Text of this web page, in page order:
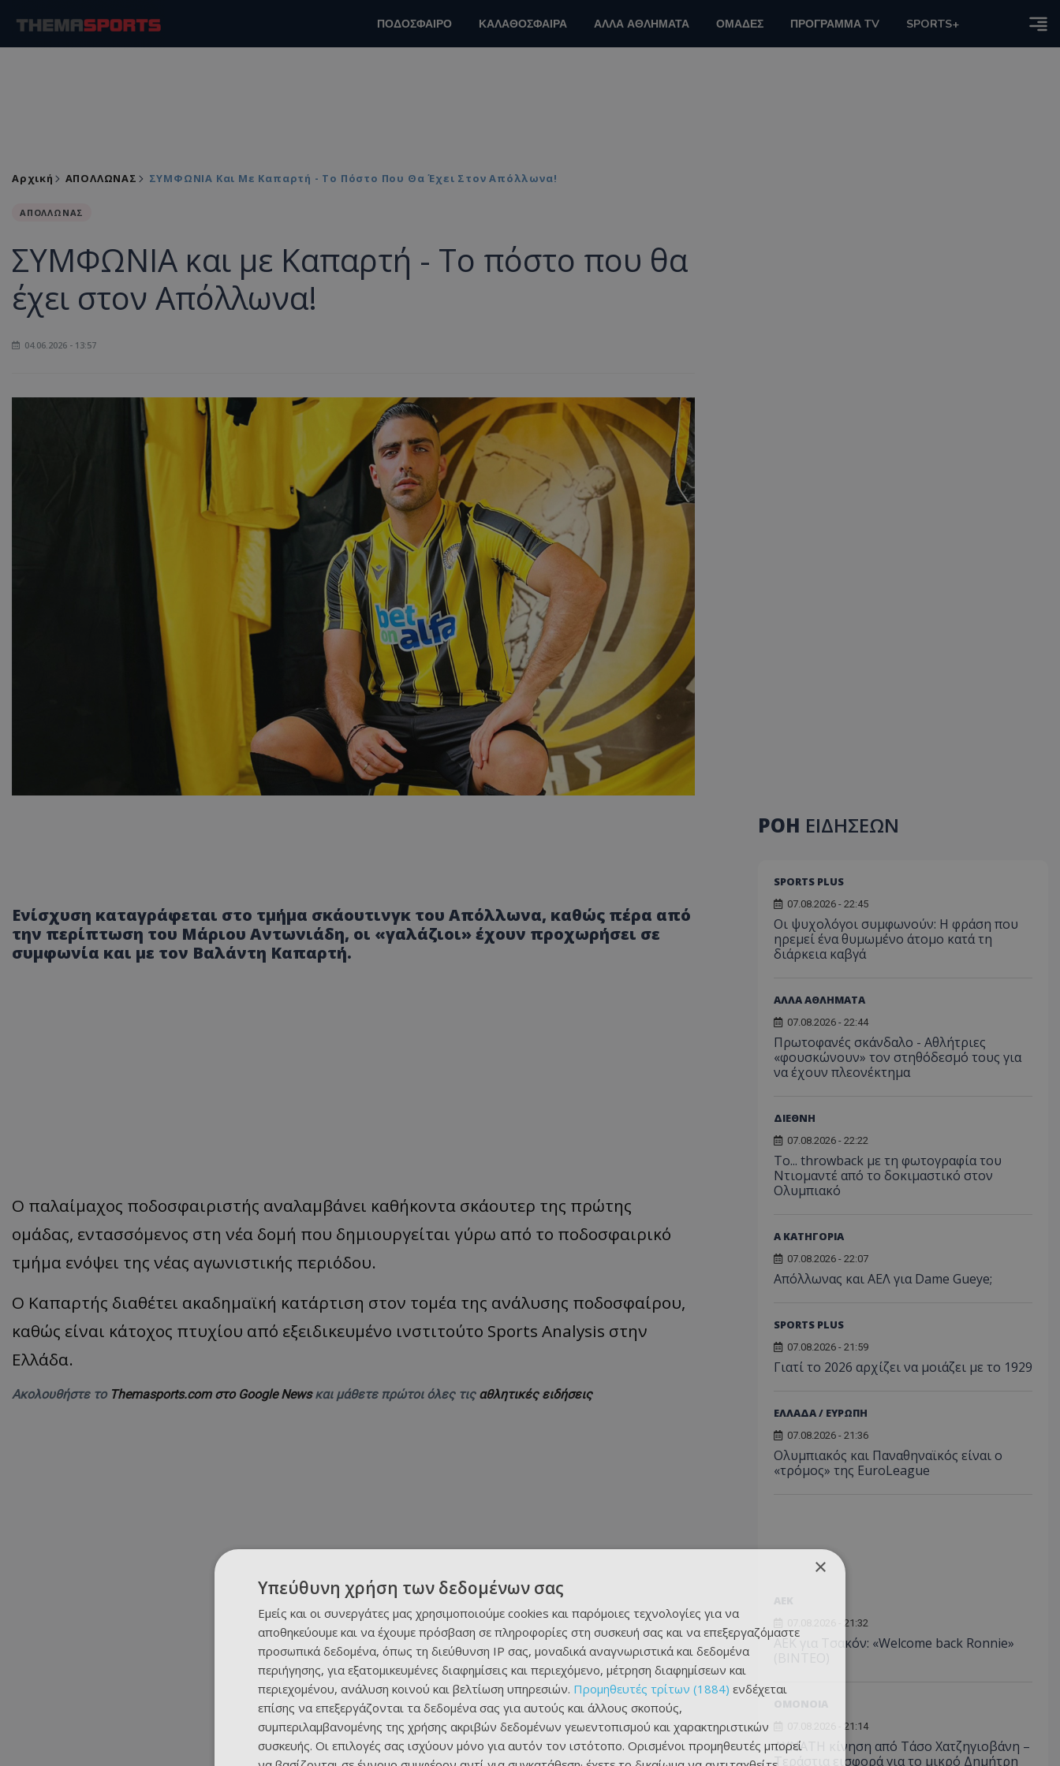
ΠΟΔΟΣΦΑΙΡΟ ΚΑΛΑΘΟΣΦΑΙΡΑ ΑΛΛΑ ΑΘΛΗΜΑΤΑ ΟΜΑΔΕΣ ΠΡΟΓΡΑΜΜΑ TV SPORTS+
Αρχική ΑΠΟΛΛΩΝΑΣ ΣΥΜΦΩΝΙΑ Και Με Καπαρτή - Το Πόστο Που Θα Έχει Στον Απόλλωνα!
ΑΠΟΛΛΩΝΑΣ
ΣΥΜΦΩΝΙΑ και με Καπαρτή - Το πόστο που θα
έχει στον Απόλλωνα!
04.06.2026 - 13:57
Ενίσχυση καταγράφεται στο τμήμα σκάουτινγκ του Απόλλωνα, καθώς πέρα από
την περίπτωση του Μάριου Αντωνιάδη, οι «γαλάζιοι» έχουν προχωρήσει σε
συμφωνία και με τον Βαλάντη Καπαρτή.
Ο παλαίμαχος ποδοσφαιριστής αναλαμβάνει καθήκοντα σκάουτερ της πρώτης
ομάδας, εντασσόμενος στη νέα δομή που δημιουργείται γύρω από το ποδοσφαιρικό
τμήμα ενόψει της νέας αγωνιστικής περιόδου.
Ο Καπαρτής διαθέτει ακαδημαϊκή κατάρτιση στον τομέα της ανάλυσης ποδοσφαίρου,
καθώς είναι κάτοχος πτυχίου από εξειδικευμένο ινστιτούτο Sports Analysis στην
Ελλάδα.
Ακολουθήστε το Themasports.com στο Google Newsκαι μάθετε πρώτοι όλες τις αθλητικές ειδήσεις
ΡΟΗ ΕΙΔΗΣΕΩΝ
SPORTS PLUS
07.08.2026 - 22:45
Οι ψυχολόγοι συμφωνούν: Η φράση που
ηρεμεί ένα θυμωμένο άτομο κατά τη
διάρκεια καβγά
ΑΛΛΑ ΑΘΛΗΜΑΤΑ
07.08.2026 - 22:44
Πρωτοφανές σκάνδαλο - Aθλήτριες
«φουσκώνουν» τον στηθόδεσμό τους για
να έχουν πλεονέκτημα
ΔΙΕΘΝΗ
07.08.2026 - 22:22
Το... throwback με τη φωτογραφία του
Ντιομαντέ από το δοκιμαστικό στον
Ολυμπιακό
Α ΚΑΤΗΓΟΡΙΑ
07.08.2026 - 22:07
Απόλλωνας και ΑΕΛ για Dame Gueye;
SPORTS PLUS
07.08.2026 - 21:59
Γιατί το 2026 αρχίζει να μοιάζει με το 1929
ΕΛΛΑΔΑ / ΕΥΡΩΠΗ
07.08.2026 - 21:36
Ολυμπιακός και Παναθηναϊκός είναι ο
«τρόμος» της EuroLeague
07.08.2026 - 21:32
ΑΕΚ για Τσακόν: «Welcome back Ronnie»
07.08.2026 - 21:14
ΔΥΝΑΤΗ κίνηση από Τάσο Χατζηγιοβάνη –
Τεράστια εισφορά για το μικρό Δημήτρη
×
Υπεύθυνη χρήση των δεδομένων σας
Εμείς και οι συνεργάτες μας χρησιμοποιούμε cookies και παρόμοιες τεχνολογίες για να
αποθηκεύουμε και να έχουμε πρόσβαση σε πληροφορίες στη συσκευή σας και να επεξεργαζόμαστε
προσωπικά δεδομένα, όπως τη διεύθυνση IP σας, μοναδικά αναγνωριστικά και δεδομένα
περιήγησης, για εξατομικευμένες διαφημίσεις και περιεχόμενο, μέτρηση διαφημίσεων και
περιεχομένου, ανάλυση κοινού και βελτίωση υπηρεσιών. Προμηθευτές τρίτων (1884) ενδέχεται
επίσης να επεξεργάζονται τα δεδομένα σας για αυτούς και άλλους σκοπούς,
συμπεριλαμβανομένης της χρήσης ακριβών δεδομένων γεωεντοπισμού και χαρακτηριστικών
συσκευής. Οι επιλογές σας ισχύουν μόνο για αυτόν τον ιστότοπο. Ορισμένοι προμηθευτές μπορεί